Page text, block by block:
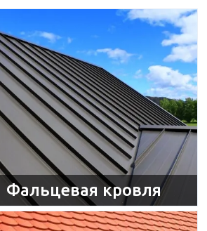
Фальцевая кровля